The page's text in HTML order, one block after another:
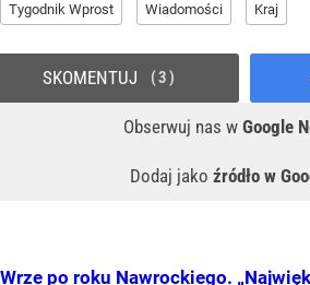
Tygodnik Wprost Wiadomości Kraj
Obserwuj nas w Google
Dodaj jako źródło w
SKOMENTUJ 3
Wrze po roku Nawrockiego.